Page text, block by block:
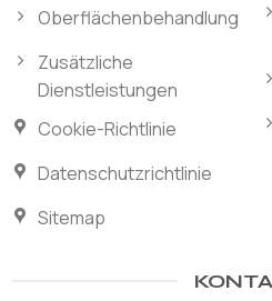
Oberflächenbehandlung
Zusätzliche
Dienstleistungen
Cookie-Richtlinie
Datenschutzrichtlinie
Sitemap